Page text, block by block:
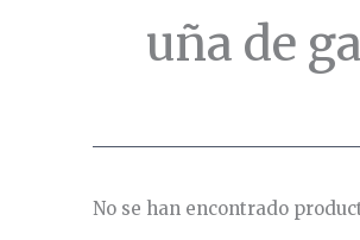
uña de
No se han encontrado